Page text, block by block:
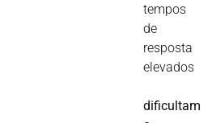
tempos
de
resposta
elevados
dificultam